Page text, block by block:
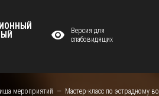
Версия для
слабовидящих
мероприятий Мастер-класс по эстрадному